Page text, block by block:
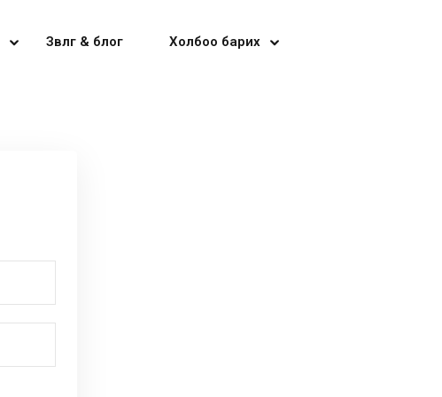
Зөвлөгөө & блог Холбоо барих